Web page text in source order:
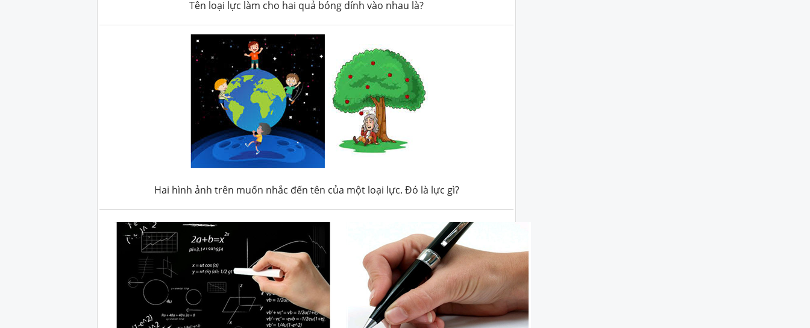
Tên loại lực làm cho hai quả bóng dính vào nhau là?
Hai hình ảnh trên muốn nhắc đến tên của một loại lực. Đó là lực gì?